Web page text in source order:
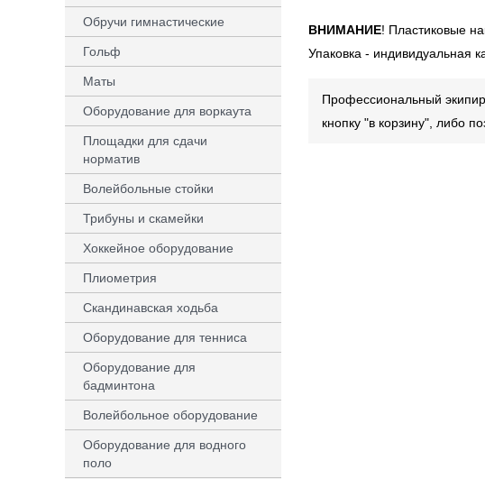
Обручи гимнастические
Гольф
Маты
Оборудование для воркаута
Площадки для сдачи
норматив
Волейбольные стойки
Трибуны и скамейки
Хоккейное оборудование
Плиометрия
Скандинавская ходьба
Оборудование для тенниса
Оборудование для
бадминтона
Волейбольное оборудование
Оборудование для водного
поло
ВНИМАНИЕ! Пластиковые
Упаковка - индивидуальная
Профессиональный
кнопку "в корзину", либо